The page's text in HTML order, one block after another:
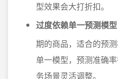
型效果会大打折扣。
过度依赖单一预测模型
期的商品，适合的预
单一模型，预测准确
务场景灵活调整。